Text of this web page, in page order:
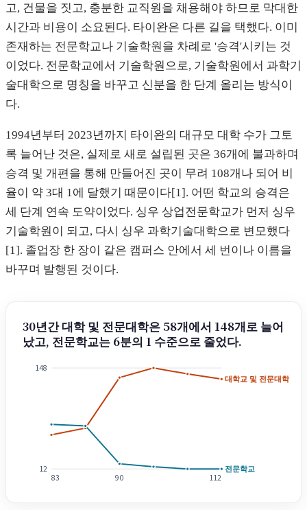
고, 건물을 짓고, 충분한 교직원을 채용해야 하므로 막대한
시간과 비용이 소요된다. 타이완은 다른 길을 택했다. 이미
존재하는 전문학교나 기술학원을 차례로 '승격'시키는 것
이었다. 전문학교에서 기술학원으로, 기술학원에서 과학기
술대학으로 명칭을 바꾸고 신분을 한 단계 올리는 방식이
다.
1994년부터 2023년까지 타이완의 대규모 대학 수가 그토
록 늘어난 것은, 실제로 새로 설립된 곳은 36개에 불과하며
승격 및 개편을 통해 만들어진 곳이 무려 108개나 되어 비
율이 약 3대 1에 달했기 때문이다[1]. 어떤 학교의 승격은
세 단계 연속 도약이었다. 싱우 상업전문학교가 먼저 싱우
기술학원이 되고, 다시 싱우 과학기술대학으로 변모했다
[1]. 졸업장 한 장이 같은 캠퍼스 안에서 세 번이나 이름을
바꾸며 발행된 것이다.
30년간 대학 및 전문대학은 58개에서 148개로 늘어
났고, 전문학교는 6분의 1 수준으로 줄었다.
148
12
83
90 112
대학교 및 전문대학
전문학교